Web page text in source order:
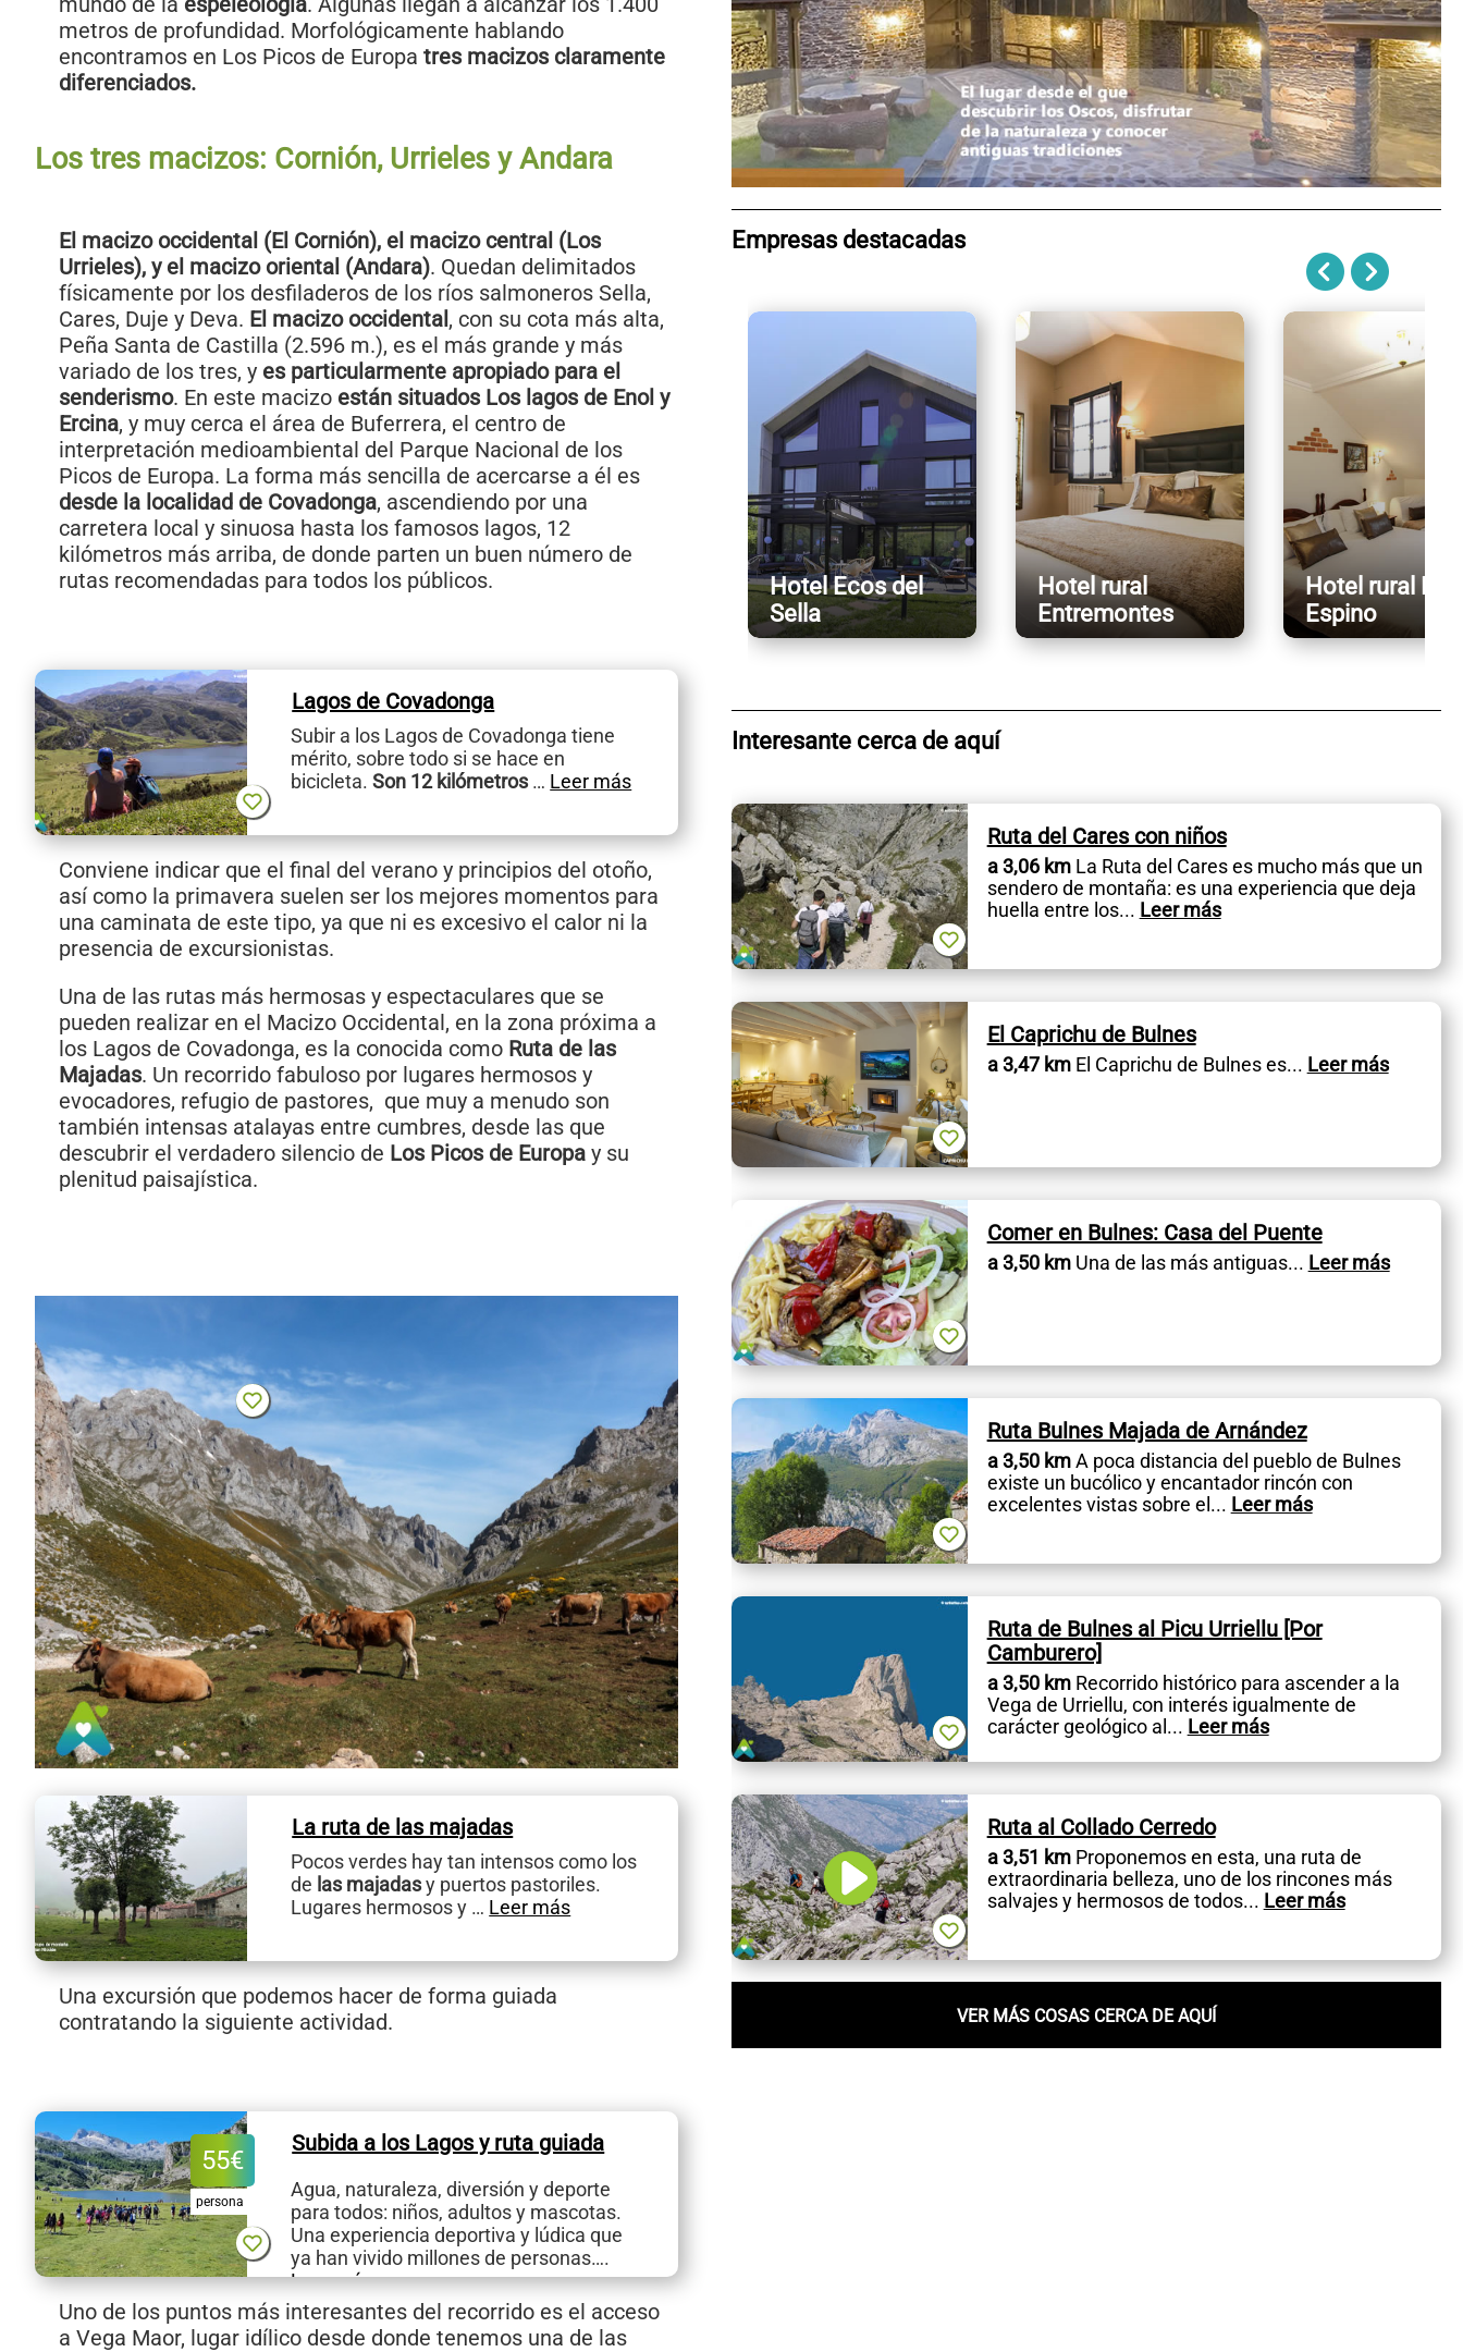
metros de profundidad. Morfológicamente hablando
encontramos en Los Picos de Europa tres macizos claramente
diferenciados.
Los tres macizos: Cornión, Urrieles y Andara
El macizo occidental (El Cornión), el macizo central (Los
Urrieles), y el macizo oriental (Andara). Quedan delimitados
físicamente por los desfiladeros de los ríos salmoneros Sella,
Cares, Duje y Deva. El macizo occidental, con su cota más alta,
Peña Santa de Castilla (2.596 m.), es el más grande y más
variado de los tres, y es particularmente apropiado para el
senderismo. En este macizo están situados Los lagos de Enol y
Ercina, y muy cerca el área de Buferrera, el centro de
interpretación medioambiental del Parque Nacional de los
Picos de Europa. La forma más sencilla de acercarse a él es
desde la localidad de Covadonga, ascendiendo por una
carretera local y sinuosa hasta los famosos lagos, 12
kilómetros más arriba, de donde parten un buen número de
rutas recomendadas para todos los públicos.
Lagos de Covadonga
Subir a los Lagos de Covadonga tiene
mérito, sobre todo si se hace en
bicicleta.Son 12 kilómetros… Leer más
Conviene indicar que el final del verano y principios del otoño,
así como la primavera suelen ser los mejores momentos para
una caminata de este tipo, ya que ni es excesivo el calor ni la
presencia de excursionistas.
Una de las rutas más hermosas y espectaculares que se
pueden realizar en el Macizo Occidental, en la zona próxima a
los Lagos de Covadonga, es la conocida como Ruta de las
Majadas. Un recorrido fabuloso por lugares hermosos y
evocadores, refugio de pastores, que muy a menudo son
también intensas atalayas entre cumbres, desde las que
descubrir el verdadero silencio de Los Picos de Europa y su
plenitud paisajística.
La ruta de las majadas
Pocos verdes hay tan intensos como los
de las majadasy puertos pastoriles.
Lugares hermosos y … Leer más
Una excursión que podemos hacer de forma guiada
contratando la siguiente actividad.
Subida a los Lagos y ruta guiada
55€
persona
Agua, naturaleza, diversión y deporte
para todos: niños, adultos y mascotas.
Una experiencia deportiva y lúdica que
ya han vivido millones de personas….
Leer más
Uno de los puntos más interesantes del recorrido es el acceso
a Vega Maor, lugar idílico desde donde tenemos una de las
Empresas destacadas
Hotel Ecos del
Sella
Hotel rural
Entremontes
Hotel rural El
Espino
Interesante cerca de aquí
Ruta del Cares con niños
a 3,06 kmLa Ruta del Cares es mucho más que un
sendero de montaña: es una experiencia que deja
huella entre los... Leer más
El Caprichu de Bulnes
a 3,47 kmEl Caprichu de Bulnes es... Leer más
Comer en Bulnes: Casa del Puente
a 3,50 kmUna de las más antiguas... Leer más
Ruta Bulnes Majada de Arnández
a 3,50 kmA poca distancia del pueblo de Bulnes
existe un bucólico y encantador rincón con
excelentes vistas sobre el ... Leer más
Ruta de Bulnes al Picu Urriellu [Por
Camburero]
a 3,50 kmRecorrido histórico para ascender a la
Vega de Urriellu, con interés igualmente de
carácter geológico al ... Leer más
Ruta al Collado Cerredo
a 3,51 kmProponemos en esta, una ruta de
extraordinaria belleza, uno de los rincones más
salvajes y hermosos de todos... Leer más
VER MÁS COSAS CERCA DE AQUÍ